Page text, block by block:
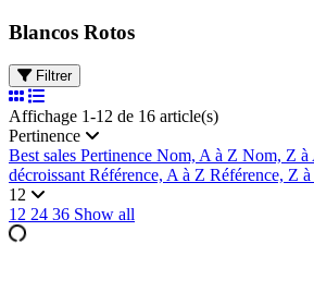
Blancos Rotos
Filtrer
Affichage 1-12 de 16 article(s)
Pertinence
Best sales Pertinence Nom, A à Z Nom, Z à
décroissantRéférence, A à Z Référence, Z
12
12 24 36 Show all